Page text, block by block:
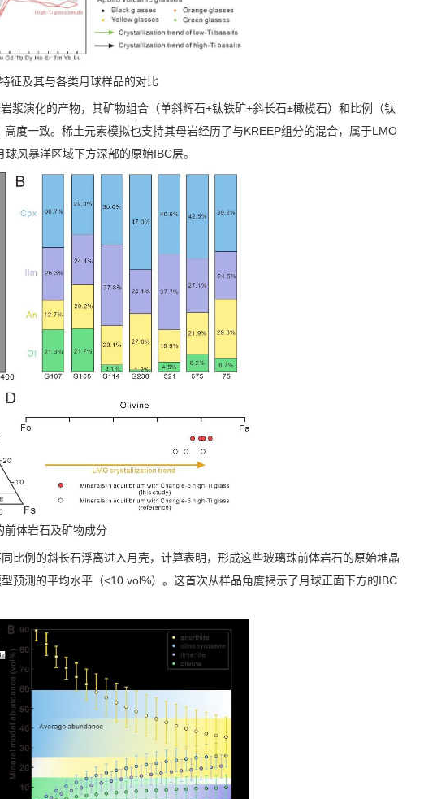
征及其与各类月球样品的对比
浆演化的产物，其矿物组合（单斜辉石+钛铁矿+斜长石±橄榄石）和比例（钛
高度一致。稀土元素模拟也支持其母岩经历了与KREEP组分的混合，属于LMO
球风暴洋区域下方深部的原始IBC层。
前体岩石及矿物成分
比例的斜长石浮离进入月壳，计算表明，形成这些玻璃珠前体岩石的原始堆晶
预测的平均水平（<10 vol%）。这首次从样品角度揭示了月球正面下方的IBC